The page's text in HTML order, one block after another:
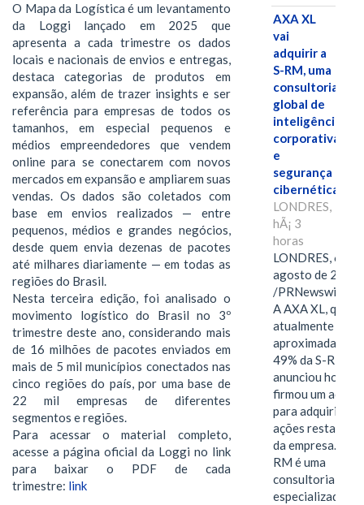
O Mapa da Logística é um levantamento
da Loggi lançado em 2025 que
apresenta a cada trimestre os dados
locais e nacionais de envios e entregas,
destaca categorias de produtos em
expansão, além de trazer insights e ser
referência para empresas de todos os
tamanhos, em especial pequenos e
médios empreendedores que vendem
online para se conectarem com novos
mercados em expansão e ampliarem suas
vendas. Os dados são coletados com
base em envios realizados — entre
pequenos, médios e grandes negócios,
desde quem envia dezenas de pacotes
até milhares diariamente — em todas as
regiões do Brasil.
Nesta terceira edição, foi analisado o
movimento logístico do Brasil no 3º
trimestre deste ano, considerando mais
de 16 milhões de pacotes enviados em
mais de 5 mil municípios conectados nas
cinco regiões do país, por uma base de
22 mil empresas de diferentes
segmentos e regiões.
Para acessar o material completo,
acesse a página oficial da Loggi no link
para baixar o PDF de cada
trimestre: link
AXA XL
vai
adquirir a
S-RM, uma
consultoria
global de
inteligência
corporativa
e
segurança
cibernética
LONDRES,
hÃ¡ 3
horas
LONDRES, 6 de
agosto de 2026
/PRNewswire/ --
A AXA XL, que
atualmente
49% da S-RM,
anunciou hoje
firmou um
para adquirir as
ações restantes
da empresa. A S-
RM é uma
consultoria
especializada